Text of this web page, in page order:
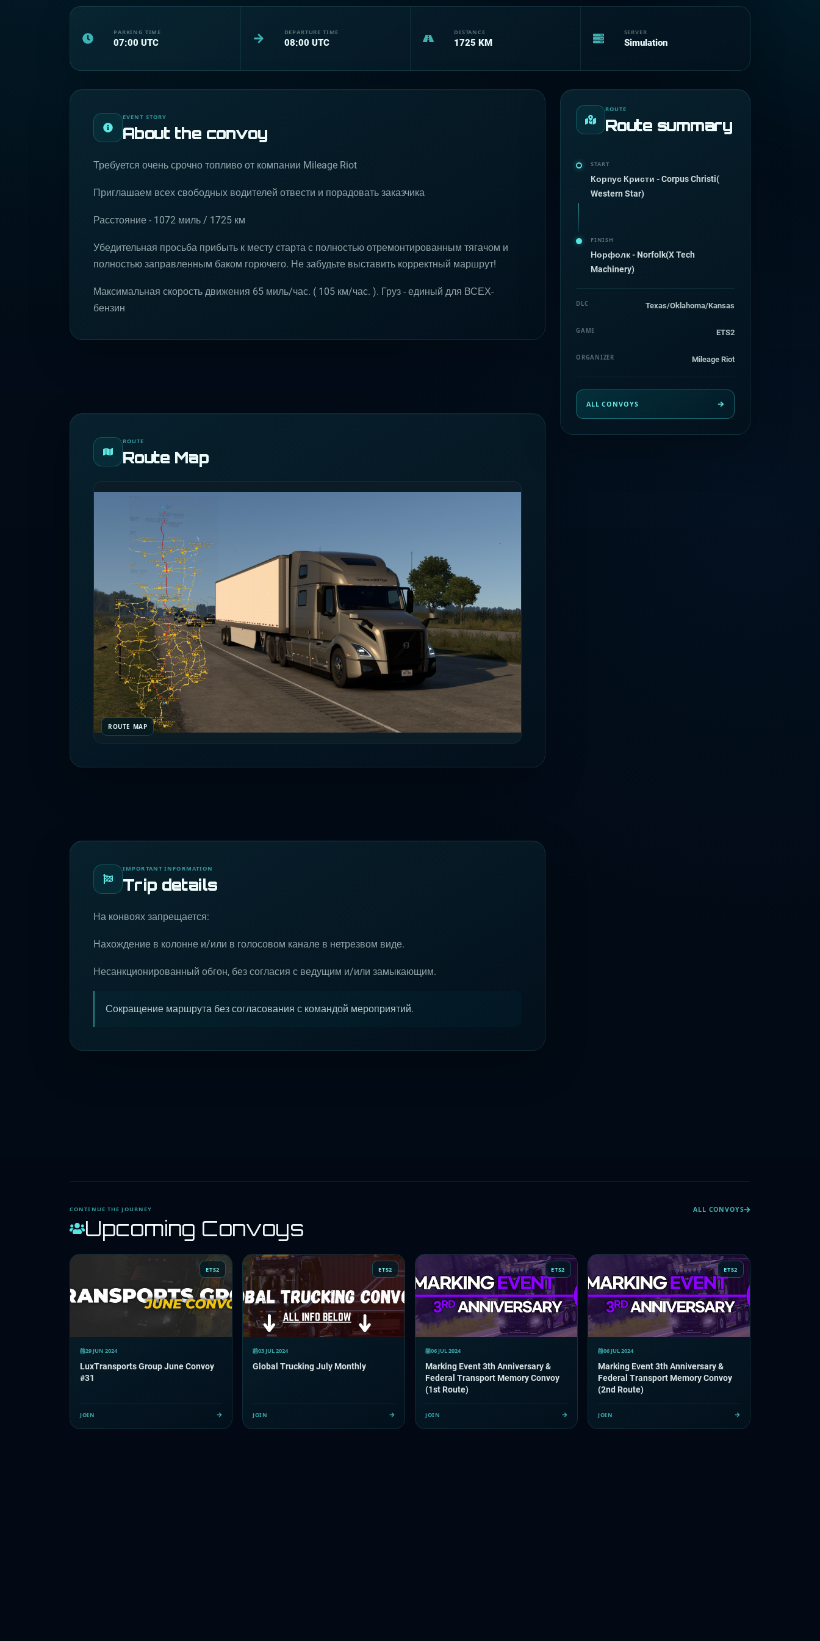
PARKING TIME
07:00 UTC
DEPARTURE TIME
08:00 UTC
DISTANCE
1725 KM
SERVER
Simulation
EVENT STORY
About the convoy
Требуется очень срочно топливо от компании Mileage Riot
Приглашаем всех свободных водителей отвести и порадовать заказчика
Расстояние - 1072 миль / 1725 км
Убедительная просьба прибыть к месту старта с полностью отремонтированным тягачом и
полностью заправленным баком горючего. Не забудьте выставить корректный маршрут!
Максимальная скорость движения 65 миль/час. ( 105 км/час. ). Груз - единый для ВСЕХ-
бензин
ROUTE
Route Map
ROUTE MAP
IMPORTANT INFORMATION
Trip details
На конвоях запрещается:
Нахождение в колонне и/или в голосовом канале в нетрезвом виде.
Несанкционированный обгон, без согласия с ведущим и/или замыкающим.
Сокращение маршрута без согласования с командой мероприятий.
ROUTE
Route summary
START
Корпус Кристи - Corpus Christi(
Western Star)
FINISH
Норфолк - Norfolk(X Tech
Machinery)
DLC Texas/Oklahoma/Kansas
GAME ETS2
ORGANIZER Mileage Riot
ALL CONVOYS
CONTINUE THE JOURNEY
Upcoming Convoys
ALL CONVOYS
ETS2
29 JUN 2024
LuxTransports Group June Convoy
#31
JOIN
ETS2
03 JUL 2024
Global Trucking July Monthly
JOIN
ETS2
06 JUL 2024
Marking Event 3th Anniversary &
Federal Transport Memory Convoy
(1st Route)
JOIN
ETS2
06 JUL 2024
Marking Event 3th Anniversary &
Federal Transport Memory Convoy
(2nd Route)
JOIN